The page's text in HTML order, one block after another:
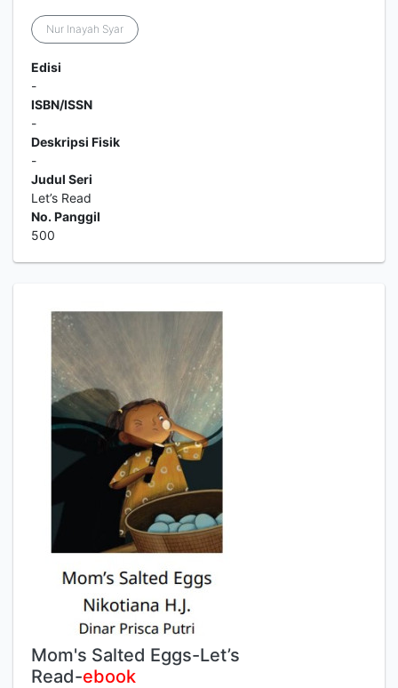
Nur Inayah Syar
Edisi
-
ISBN/ISSN
-
Deskripsi Fisik
-
Judul Seri
Let’s Read
No. Panggil
500
Mom's Salted Eggs-Let’s
Read-ebook